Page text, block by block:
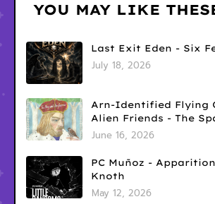
YOU MAY LIKE
Last Exit Eden - Six
July 18, 2026
Arn-Identified Flying
Alien Friends - The
June 16, 2026
PC Muñoz -
Knoth
May 12, 2026